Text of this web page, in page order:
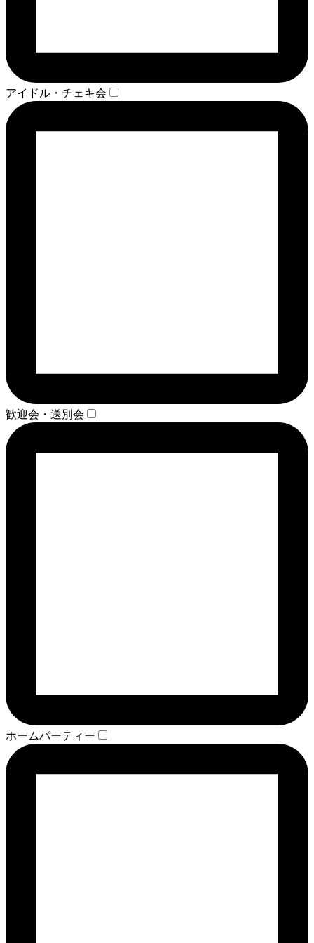
アイドル・チェキ会
歓迎会・送別会
ホームパーティー